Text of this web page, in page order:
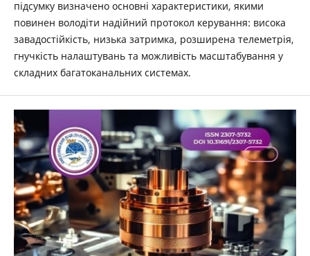
підсумку визначено основні характеристики, якими
повинен володіти надійний протокол керування: висока
завадостійкість, низька затримка, розширена телеметрія,
гнучкість налаштувань та можливість масштабування у
складних багатоканальних системах.